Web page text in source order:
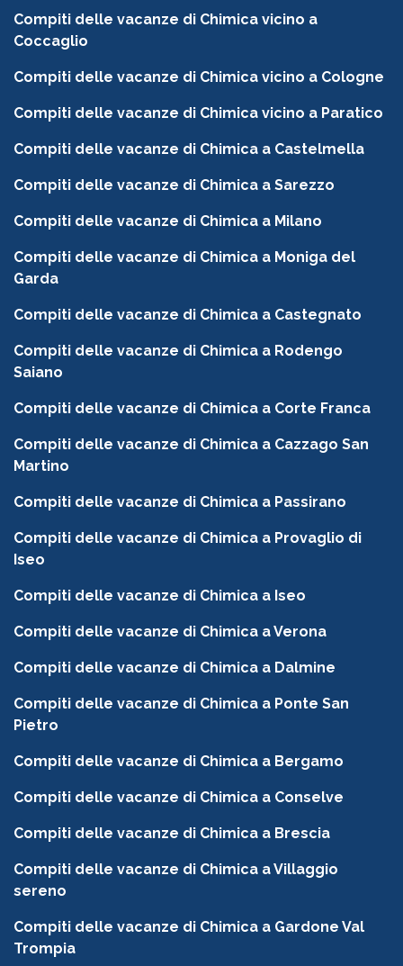
Compiti delle vacanze di Chimica vicino a
Coccaglio
Compiti delle vacanze di Chimica vicino a Cologne
Compiti delle vacanze di Chimica vicino a Paratico
Compiti delle vacanze di Chimica a Castelmella
Compiti delle vacanze di Chimica a Sarezzo
Compiti delle vacanze di Chimica a Milano
Compiti delle vacanze di Chimica a Moniga del
Garda
Compiti delle vacanze di Chimica a Castegnato
Compiti delle vacanze di Chimica a Rodengo
Saiano
Compiti delle vacanze di Chimica a Corte Franca
Compiti delle vacanze di Chimica a Cazzago San
Martino
Compiti delle vacanze di Chimica a Passirano
Compiti delle vacanze di Chimica a Provaglio di
Iseo
Compiti delle vacanze di Chimica a Iseo
Compiti delle vacanze di Chimica a Verona
Compiti delle vacanze di Chimica a Dalmine
Compiti delle vacanze di Chimica a Ponte San
Pietro
Compiti delle vacanze di Chimica a Bergamo
Compiti delle vacanze di Chimica a Conselve
Compiti delle vacanze di Chimica a Brescia
Compiti delle vacanze di Chimica a Villaggio
sereno
Compiti delle vacanze di Chimica a Gardone Val
Trompia